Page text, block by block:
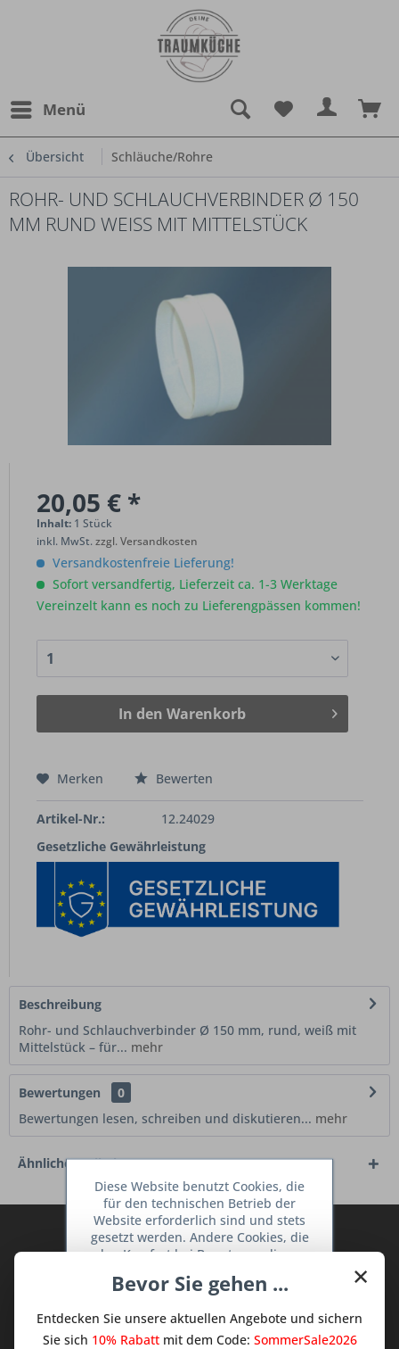
Menü
Übersicht Schläuche/Rohre
ROHR- UND SCHLAUCHVERBINDER Ø 150
MM RUND WEISS MIT MITTELSTÜCK
20,05 € *
Inhalt: 1 Stück
inkl. MwSt.zzgl. Versandkosten
Versandkostenfreie Lieferung!
Sofort versandfertig, Lieferzeit ca. 1-3 Werktage
Vereinzelt kann es noch zu Lieferengpässen kommen!
In den Warenkorb
Merken Bewerten
Artikel-Nr.:
12.24029
Gesetzliche Gewährleistung
Beschreibung
Rohr- und Schlauchverbinder Ø 150 mm, rund, weiß mit
Mittelstück – für... mehr
Bewertungen
0
Bewertungen lesen, schreiben und diskutieren... mehr
Ähnliche Artikel
Abonnieren Sie den kostenlosen Deine
TraumKüche Newsletter und verpassen
Sie keine Neuigkeit oder Aktion mehr aus
dem Traum Küchen - Shop.
×
Bevor Sie gehen ...
Entdecken Sie unsere aktuellen Angebote und sichern
Sie sich 10% Rabattmit dem Code: SommerSale2026
Diese Website benutzt Cookies, die
für den technischen Betrieb der
Website erforderlich sind und stets
gesetzt werden. Andere Cookies, die
den Komfort bei Benutzung dieser
dienen oder die Interaktion mit
Netzwerken vereinfachen sollen,
werden nur mit Ihrer Zustimmung